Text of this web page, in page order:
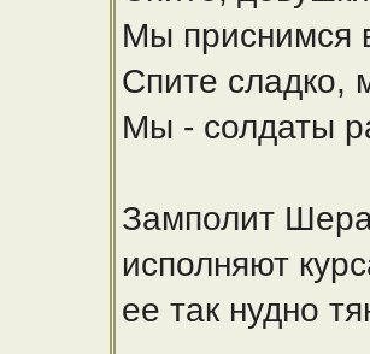
Мы приснимся
Спите сладко,
Мы - солдаты
Замполит
исполняют
ее так нудно